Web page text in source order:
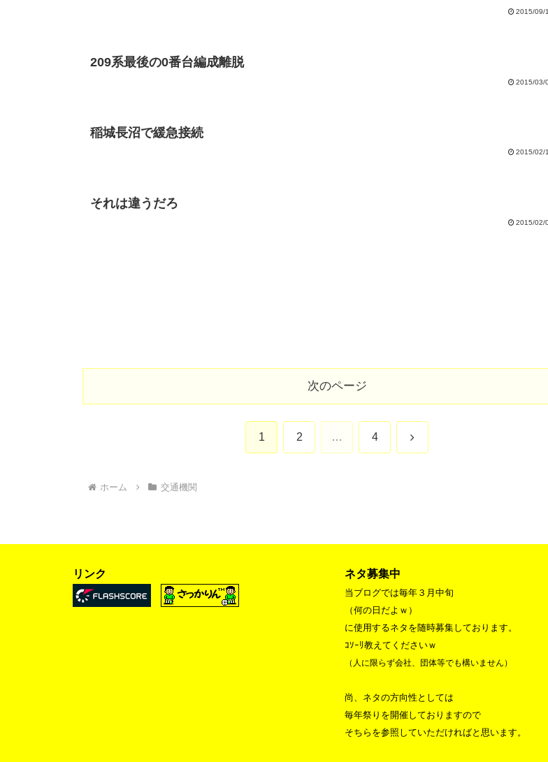
2015/
209系最後の0番台編成離脱
2015/
稲城長沼で緩急接続
2015/
それは違うだろ
2015/
次のページ
1 2 … 4 次
ホーム 交通機関
リンク ネタ募集中
当ブログでは毎年３月中旬
（何の日だよｗ）
に使用するネタを随時募集しております。
ｺｿｰﾘ教えてくださいｗ
（人に限らず会社、団体等でも構いません）
尚、ネタの方向性としては
毎年祭りを開催しておりますので
そちらを参照していただければと思います。